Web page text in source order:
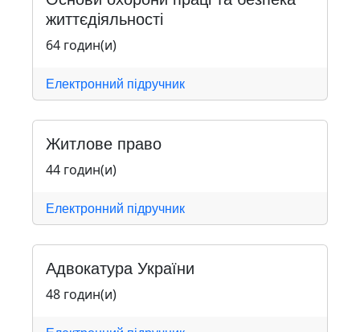
життєдіяльності
64 годин(и)
Електронний підручник
Житлове право
44 годин(и)
Електронний підручник
Адвокатура України
48 годин(и)